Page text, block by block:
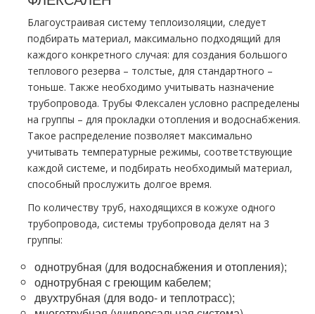
Благоустраивая систему теплоизоляции, следует
подбирать материал, максимально подходящий для
каждого конкретного случая: для создания большого
теплового резерва – толстые, для стандартного –
тоньше. Также необходимо учитывать назначение
трубопровода. Трубы Флексален условно распределены
на группы – для прокладки отопления и водоснабжения.
Такое распределение позволяет максимально
учитывать температурные режимы, соответствующие
каждой системе, и подбирать необходимый материал,
способный прослужить долгое время.
По количеству труб, находящихся в кожухе одного
трубопровода, системы трубопровода делят на 3
группы:
однотрубная (для водоснабжения и отопления);
однотрубная с греющим кабелем;
двухтрубная (для водо- и теплотрасс);